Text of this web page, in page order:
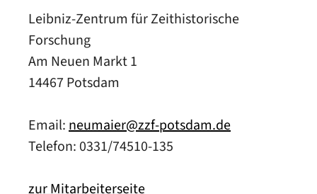
Leibniz-Zentrum für Zeithistorische
Forschung
Am Neuen Markt 1
14467 Potsdam
Email: neumaier@zzf-potsdam.de
Telefon: 0331/74510-135
zur Mitarbeiterseite